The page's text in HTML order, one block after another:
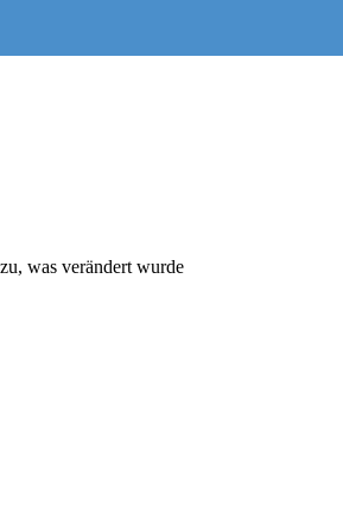
was verändert wurde